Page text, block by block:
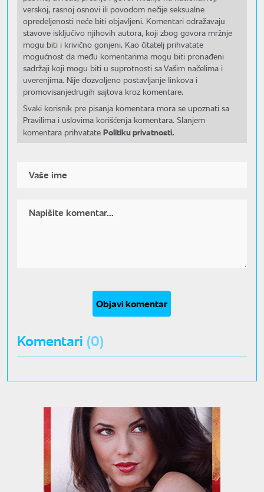
verskoj, rasnoj osnovi ili povodom nečije seksualne
opredeljenosti neće biti objavljeni. Komentari odražavaju
stavove isključivo njihovih autora, koji zbog govora mržnje
mogu biti i krivično gonjeni. Kao čitatelj prihvatate
mogućnost da među komentarima mogu biti pronađeni
sadržaji koji mogu biti u suprotnosti sa Vašim načelima i
uverenjima. Nije dozvoljeno postavljanje linkova i
promovisanjedrugih sajtova kroz komentare.
Svaki korisnik pre pisanja komentara mora se upoznati sa
Pravilima i uslovima korišćenja komentara. Slanjem
komentara prihvatate Politiku privatnosti.
Objavi komentar
Komentari (0)